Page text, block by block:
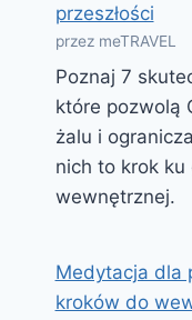
przeszłości
przez meTRAVEL
Poznaj 7
które pozwolą
żalu i
nich to krok ku
wewnętrznej.
Medytacja dla
kroków do